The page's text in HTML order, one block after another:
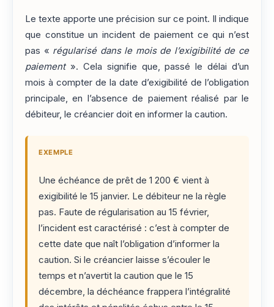
Le texte apporte une précision sur ce point. Il indique
que constitue un incident de paiement ce qui n’est
pas « régularisé dans le mois de l’exigibilité de ce
paiement». Cela signifie que, passé le délai d’un
mois à compter de la date d’exigibilité de l’obligation
principale, en l’absence de paiement réalisé par le
débiteur, le créancier doit en informer la caution.
EXEMPLE
Une échéance de prêt de 1 200 € vient à
exigibilité le 15 janvier. Le débiteur ne la règle
pas. Faute de régularisation au 15 février,
l’incident est caractérisé : c’est à compter de
cette date que naît l’obligation d’informer la
caution. Si le créancier laisse s’écouler le
temps et n’avertit la caution que le 15
décembre, la déchéance frappera l’intégralité